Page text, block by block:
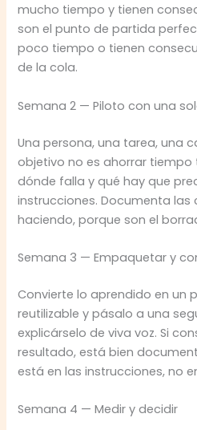
mucho tiempo y tienen
son el punto de partida
poco tiempo o tienen
de la cola.
Semana 2 — Piloto con una
Una persona, una tarea, una
objetivo no es ahorrar
dónde falla y qué hay que
instrucciones. Documenta las
haciendo, porque son el
Semana 3 — Empaquetar y
Convierte lo aprendido en un
reutilizable y pásalo a una
explicárselo de viva voz. Si
resultado, está bien
está en las instrucciones, no
Semana 4 — Medir y decidir